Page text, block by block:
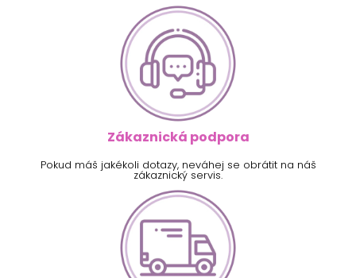
Zákaznická podpora
Pokud máš jakékoli dotazy, neváhej se obrátit na náš
zákaznický servis.